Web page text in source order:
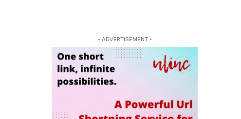
- ADVERTISEMENT -